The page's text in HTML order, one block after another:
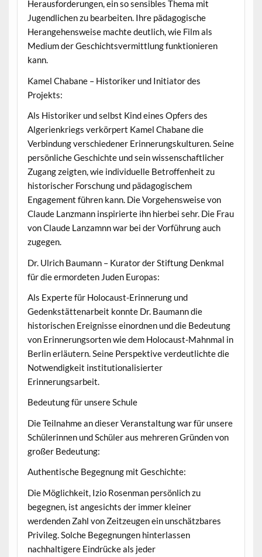
Herausforderungen, ein so sensibles Thema mit
Jugendlichen zu bearbeiten. Ihre pädagogische
Herangehensweise machte deutlich, wie Film als
Medium der Geschichtsvermittlung funktionieren
kann.
Kamel Chabane – Historiker und Initiator des
Projekts:
Als Historiker und selbst Kind eines Opfers des
Algerienkriegs verkörpert Kamel Chabane die
Verbindung verschiedener Erinnerungskulturen. Seine
persönliche Geschichte und sein wissenschaftlicher
Zugang zeigten, wie individuelle Betroffenheit zu
historischer Forschung und pädagogischem
Engagement führen kann. Die Vorgehensweise von
Claude Lanzmann inspirierte ihn hierbei sehr. Die Frau
von Claude Lanzamnn war bei der Vorführung auch
zugegen.
Dr. Ulrich Baumann – Kurator der Stiftung Denkmal
für die ermordeten Juden Europas:
Als Experte für Holocaust-Erinnerung und
Gedenkstättenarbeit konnte Dr. Baumann die
historischen Ereignisse einordnen und die Bedeutung
von Erinnerungsorten wie dem Holocaust-Mahnmal in
Berlin erläutern. Seine Perspektive verdeutlichte die
Notwendigkeit institutionalisierter
Erinnerungsarbeit.
Bedeutung für unsere Schule
Die Teilnahme an dieser Veranstaltung war für unsere
Schülerinnen und Schüler aus mehreren Gründen von
großer Bedeutung:
Authentische Begegnung mit Geschichte:
Die Möglichkeit, Izio Rosenman persönlich zu
begegnen, ist angesichts der immer kleiner
werdenden Zahl von Zeitzeugen ein unschätzbares
Privileg. Solche Begegnungen hinterlassen
nachhaltigere Eindrücke als jeder